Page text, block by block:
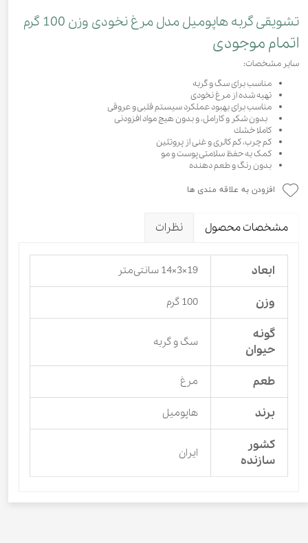
تشویقی گربه هاپومیل مدل مرغ نخودی وزن 100 گرم
اتمام موجودی
سایر مشخصات:
مناسب برای سگ و گربه
تهیه شده از مرغ نخودی
مناسب برای بهبود عملکرد سیستم قلبی و عروقی
بدون شکر و کارامل، و بدون هیچ مواد افزودنی
كاملا خشك
كم چرب، كم كالرى و غنى از پروتئين
کمک به حفظ سلامتی پوست و مو
بدون رنگ و طعم دهنده
افزودن به علاقه مندی ها
مشخصات محصول نظرات
ابعاد 19×3×14 سانتی‌متر
وزن 100 گرم
گونه
حیوان
سگ و گربه
طعم مرغ
برند هاپومیل
کشور
سازنده
ایران